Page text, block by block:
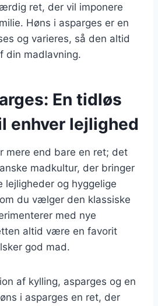
ret, der vil imponere
Høns i asparges er en
og varieres, så den altid
din madlavning.
En tidløs
enhver lejlighed
mere end bare en ret; det
madkultur, der bringer
lejligheder og hyggelige
du vælger den klassiske
med nye
altid være en favorit
god mad.
af kylling, asparges og en
i asparges en ret, der